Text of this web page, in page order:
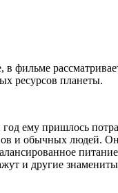
фильме
ресурсов планеты.
ему пришлось
и обычных людей.
и другие